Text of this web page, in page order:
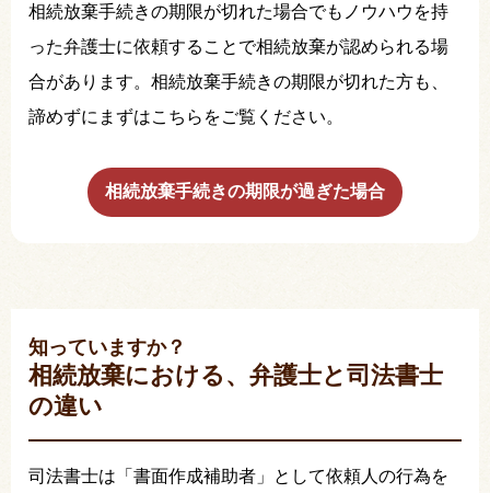
相続放棄手続きの期限が切れた場合でもノウハウを持
った弁護士に依頼することで相続放棄が認められる場
合があります。相続放棄手続きの期限が切れた方も、
諦めずにまずはこちらをご覧ください。
相続放棄手続きの期限が過ぎた場合
知っていますか？
相続放棄における、弁護士と司法書士
の違い
司法書士は「書面作成補助者」として依頼人の行為を